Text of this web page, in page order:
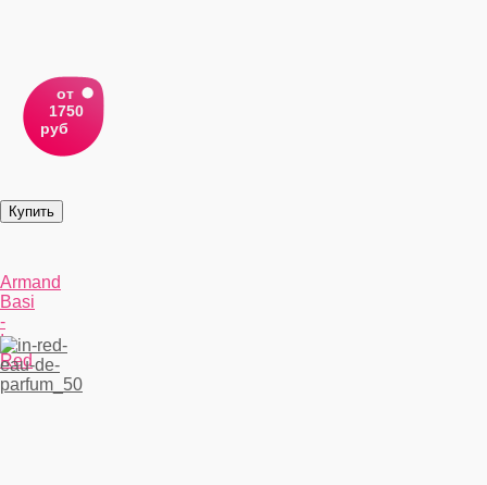
от
1750
руб
Armand
Basi
-
In
Red